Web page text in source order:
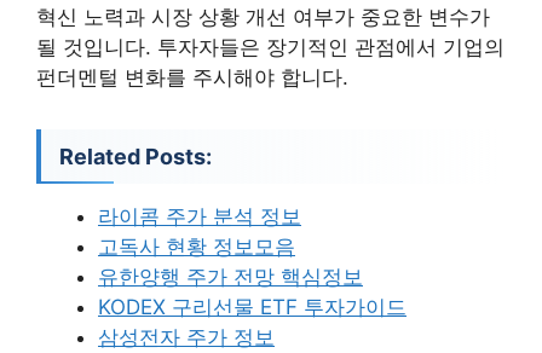
혁신 노력과 시장 상황 개선 여부가 중요한 변수가
될 것입니다. 투자자들은 장기적인 관점에서 기업의
펀더멘털 변화를 주시해야 합니다.
Related Posts:
라이콤 주가 분석 정보
고독사 현황 정보모음
유한양행 주가 전망 핵심정보
KODEX 구리선물 ETF 투자가이드
삼성전자 주가 정보